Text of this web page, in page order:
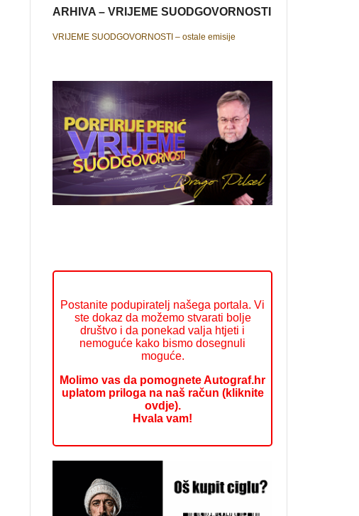
ARHIVA – VRIJEME SUODGOVORNOSTI
VRIJEME SUODGOVORNOSTI – ostale emisije
Postanite podupiratelj našega portala. Vi
ste dokaz da možemo stvarati bolje
društvo i da ponekad valja htjeti i
nemoguće kako bismo dosegnuli
moguće.
Molimo vas da pomognete Autograf.hr
uplatom priloga na naš račun (kliknite
ovdje).
Hvala vam!